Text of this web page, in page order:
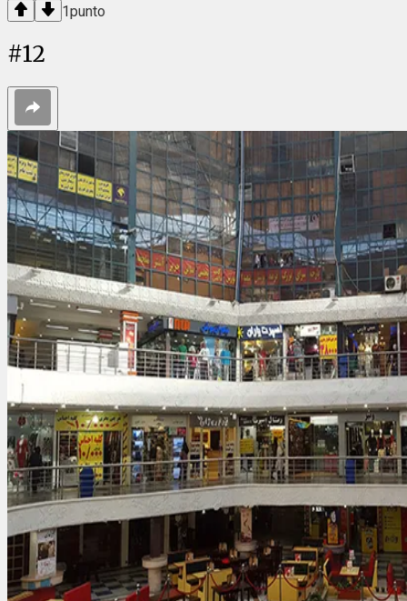
1punto
#12